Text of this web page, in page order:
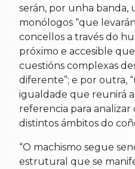
serán, por unha banda,
monólogos “que
concellos a través do
próximo e accesible
cuestións complexas
diferente”; e por outra,
igualdade que reunirá
referencia para analizar
distintos ámbitos do
“O machismo segue
estrutural que se